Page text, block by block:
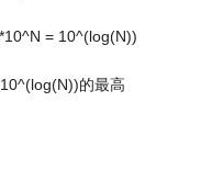
= 10^(log(N))
的最高